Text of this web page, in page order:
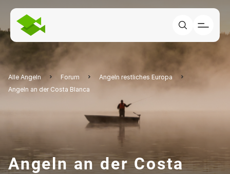
Alle Angeln Forum
Angeln restliches Europa
Angeln an der Costa Blanca
Angeln an der Costa